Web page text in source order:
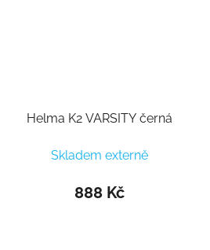
Helma K2 VARSITY černá
Skladem externě
888 Kč